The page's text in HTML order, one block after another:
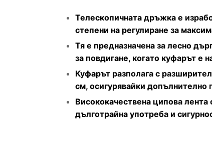
Телескопичната дръжка е
степени на регулиране за
Тя е предназначена за лесно
за повдигане, когато куфарът е
Куфарът разполага с
см, осигурявайки допълнително
Висококачествена ципова
дълготрайна употреба и